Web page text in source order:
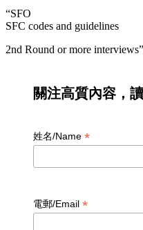
“SFO
SFC codes and guidelines
2nd Round or more interviews”
關注高質內容，
姓名/Name *
電郵/Email *